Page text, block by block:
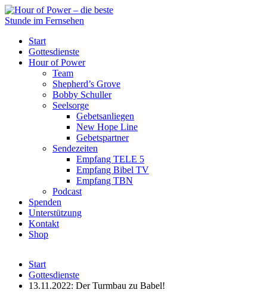
Start
Gottesdienste
Hour of Power
Team
Shepherd’s Grove
Bobby Schuller
Seelsorge
Gebetsanliegen
New Hope Line
Gebetspartner
Sendezeiten
Empfang TELE 5
Empfang Bibel TV
Empfang TBN
Podcast
Spenden
Unterstützung
Kontakt
Shop
Start
Gottesdienste
13.11.2022: Der Turmbau zu Babel!